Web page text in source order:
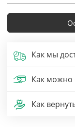
Как мы
Как можно
Как